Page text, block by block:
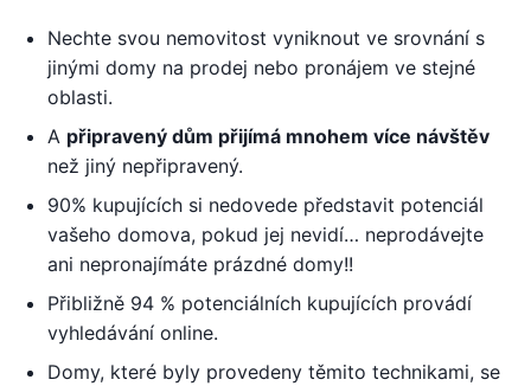
Nechte svou nemovitost vyniknout ve srovnání s
jinými domy na prodej nebo pronájem ve stejné
oblasti.
A připravený dům přijímá mnohem více návštěv
než jiný nepřipravený.
90% kupujících si nedovede představit potenciál
vašeho domova, pokud jej nevidí… neprodávejte
ani nepronajímáte prázdné domy!!
Přibližně 94 % potenciálních kupujících provádí
vyhledávání online.
Domy, které byly provedeny těmito technikami, se